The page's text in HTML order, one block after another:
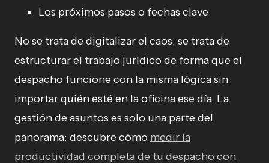
Los próximos pasos o fechas clave
No se trata de digitalizar el caos; se trata de
estructurar el trabajo jurídico de forma que el
despacho funcione con la misma lógica sin
importar quién esté en la oficina ese día. La
gestión de asuntos es solo una parte del
panorama: descubre cómo medir la
productividad completa de tu despacho con